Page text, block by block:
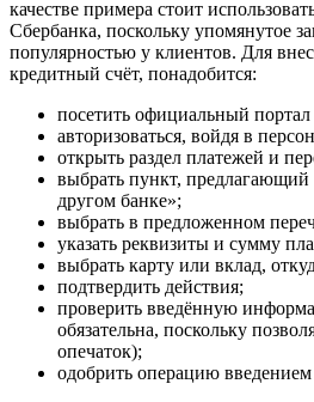
качестве примера стоит
Сбербанка, поскольку упомянутое
популярностью у клиентов. Для
кредитный счёт, понадобится:
посетить официальный
авторизоваться, войдя в
открыть раздел платежей и
выбрать пункт,
другом банке»;
выбрать в предложенном
указать реквизиты и сумму
выбрать карту или вклад,
подтвердить действия;
проверить введённую
обязательна, поскольку
опечаток);
одобрить операцию